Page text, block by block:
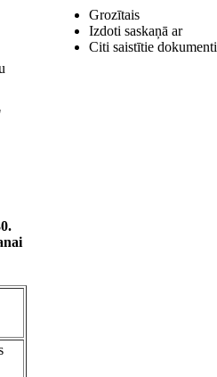
Grozītais
Izdoti saskaņā ar
Citi saistītie dokumenti